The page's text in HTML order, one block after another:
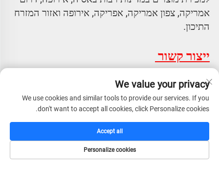
התיכון.
ייצור קשור
פנו אלינו דרך הפרטים הבאים:
גב' סמי
טלפון/ווצאפ/ויב: +8613288234113
דוא"ל: [email protected]
We value your privacy
We use cookies and similar tools to provide our services. If you
don't want to accept all cookies, click Personalize cookies.
Personalize cookies
Accept all